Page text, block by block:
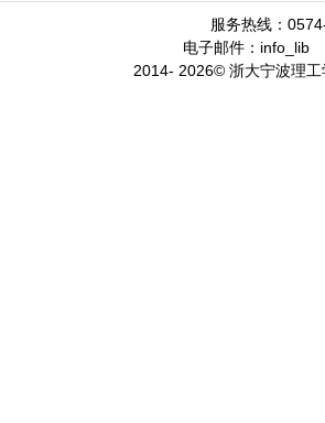
服务热线：
电子邮件：info_lib
2014- 2026© 浙大宁波理工